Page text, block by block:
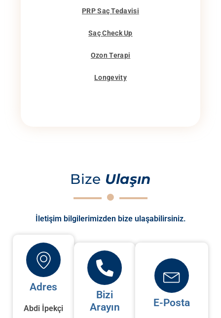
PRP Saç Tedavisi
Saç Check Up
Ozon Terapi
Longevity
Bize Ulaşın
İletişim bilgilerimizden bize ulaşabilirsiniz.
Adres
Abdi İpekçi
Bizi
Arayın
E-Posta